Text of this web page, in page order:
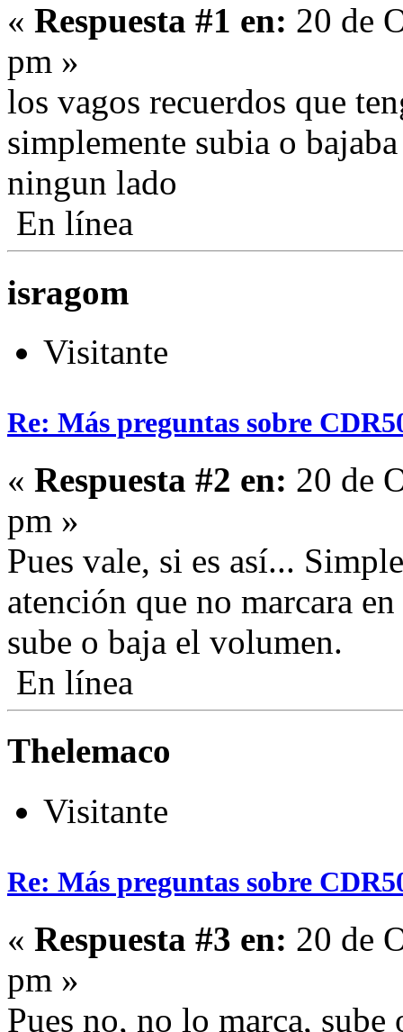
« Respuesta #1 en: 20 de
pm »
los vagos recuerdos que
simplemente subia o
ningun lado
En línea
isragom
Visitante
Re: Más preguntas sobre
« Respuesta #2 en: 20 de
pm »
Pues vale, si es así...
atención que no marcara
sube o baja el volumen.
En línea
Thelemaco
Visitante
Re: Más preguntas sobre
« Respuesta #3 en: 20 de
pm »
Pues no, no lo marca,